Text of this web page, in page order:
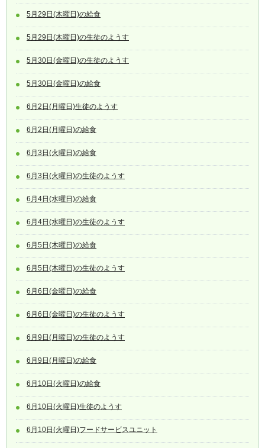
5月29日(木曜日)の給食
5月29日(木曜日)の生徒のようす
5月30日(金曜日)の生徒のようす
5月30日(金曜日)の給食
6月2日(月曜日)生徒のようす
6月2日(月曜日)の給食
6月3日(火曜日)の給食
6月3日(火曜日)の生徒のようす
6月4日(水曜日)の給食
6月4日(水曜日)の生徒のようす
6月5日(木曜日)の給食
6月5日(木曜日)の生徒のようす
6月6日(金曜日)の給食
6月6日(金曜日)の生徒のようす
6月9日(月曜日)の生徒のようす
6月9日(月曜日)の給食
6月10日(火曜日)の給食
6月10日(火曜日)生徒のようす
6月10日(火曜日)フードサービスユニット